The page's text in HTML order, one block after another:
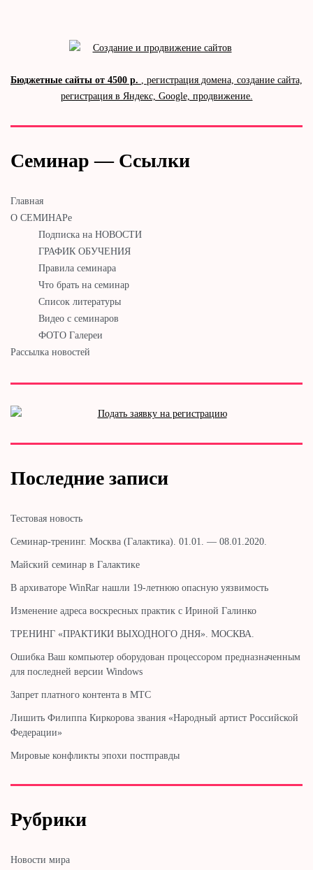
Бюджетные сайты от 4500 р.
, регистрация домена, создание сайта,
регистрация в Яндекс, Google, продвижение.
Семинар — Ссылки
Главная
О СЕМИНАРе
Подписка на НОВОСТИ
ГРАФИК ОБУЧЕНИЯ
Правила семинара
Что брать на семинар
Список литературы
Видео с семинаров
ФОТО Галереи
Рассылка новостей
Последние записи
Тестовая новость
Cеминар-тренинг. Москва (Галактика). 01.01. — 08.01.2020.
Майский семинар в Галактике
В архиваторе WinRar нашли 19-летнюю опасную уязвимость
Изменение адреса воскресных практик с Ириной Галинко
ТРЕНИНГ «ПРАКТИКИ ВЫХОДНОГО ДНЯ». МОСКВА.
Ошибка Ваш компьютер оборудован процессором предназначенным
для последней версии Windows
Запрет платного контента в МТС
Лишить Филиппа Киркорова звания «Народный артист Российской
Федерации»
Мировые конфликты эпохи постправды
Рубрики
Новости мира